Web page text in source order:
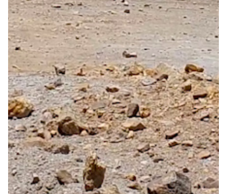
Maak een afspraak
Over ons
Contact
De winkel
Blog